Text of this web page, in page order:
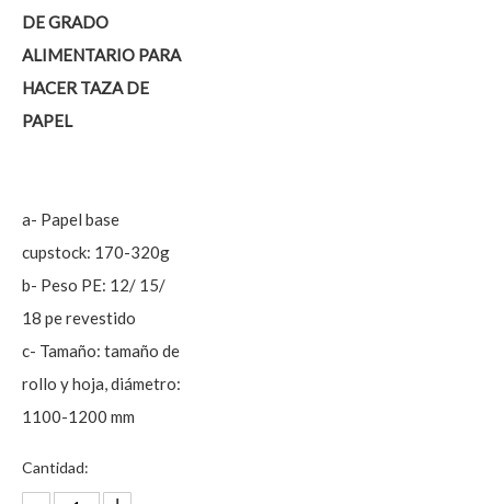
DE GRADO
ALIMENTARIO PARA
HACER TAZA DE
PAPEL
a- Papel base
cupstock: 170-320g
b- Peso PE: 12/ 15/
18 pe revestido
c- Tamaño: tamaño de
rollo y hoja, diámetro:
1100-1200 mm
Cantidad: